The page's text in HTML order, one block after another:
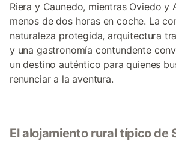
Riera y Caunedo, mientras Oviedo y
menos de dos horas en coche. La
naturaleza protegida, arquitectura
y una gastronomía contundente
un destino auténtico para quienes
renunciar a la aventura.
El alojamiento rural típico de